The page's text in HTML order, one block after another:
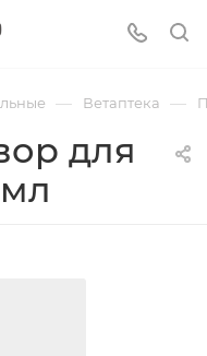
— Ветаптека —
для